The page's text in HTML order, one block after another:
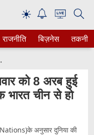
☀
राजनीति बिज़नेस तकनीक
से हो जाएगा आगे
को 8 अरब हुई
भारत चीन से हो
अनुसार दुनिया की